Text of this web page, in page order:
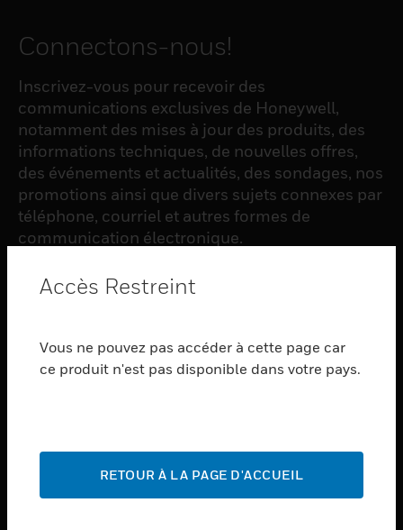
Connectons-nous!
Inscrivez-vous pour recevoir des
communications exclusives de Honeywell,
notamment des mises à jour des produits, des
informations techniques, de nouvelles offres,
des événements et actualités, des sondages, nos
promotions ainsi que divers sujets connexes par
téléphone, courriel et autres formes de
communication électronique.
S'INSCRIRE
PRODUCTS
SERVICES
INDUSTRIES
Accès Restreint
Vous ne pouvez pas accéder à cette page car
ce produit n'est pas disponible dans votre pays.
RETOUR À LA PAGE D'ACCUEIL